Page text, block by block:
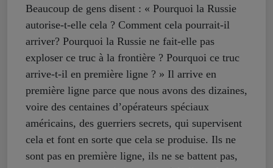
Beaucoup de gens disent : « Pourquoi la Russie
autorise-t-elle cela ? Comment cela pourrait-il
arriver? Pourquoi la Russie ne fait-elle pas
exploser ce truc à la frontière ? Pourquoi ce truc
arrive-t-il en première ligne ? » Il arrive en
première ligne parce que nous avons des dizaines,
voire des centaines d’opérateurs spéciaux
américains, des guerriers secrets, qui supervisent
cela et font en sorte que cela se produise. Ils ne
sont pas en première ligne, ils ne se battent pas,